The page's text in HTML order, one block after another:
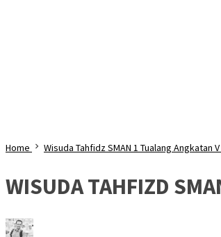
Home Wisuda Tahfidz SMAN 1 Tualang Angkatan
WISUDA TAHFIZD